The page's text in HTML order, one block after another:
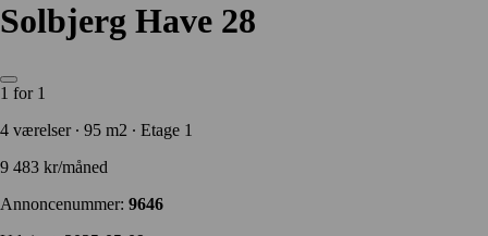
Solbjerg Have 28
1 for 1
4 værelser ∙ 95 m2 ∙ Etage 1
9 483 kr/måned
Annoncenummer: 9646